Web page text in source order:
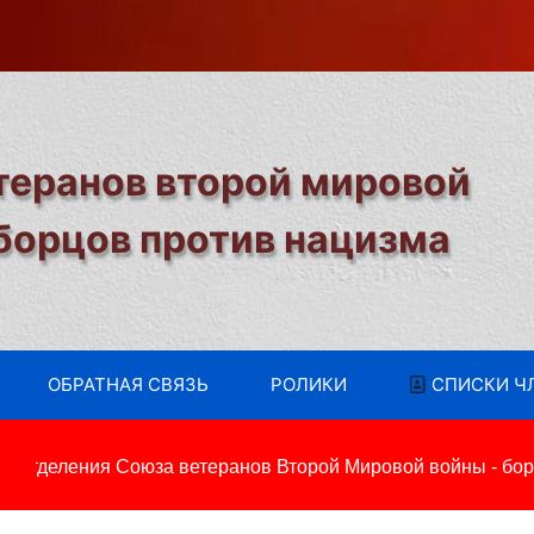
второй мировой
против нацизма
ОБРАТНАЯ СВЯЗЬ РОЛИКИ СПИСКИ
Союза ветеранов Второй Мировой войны -